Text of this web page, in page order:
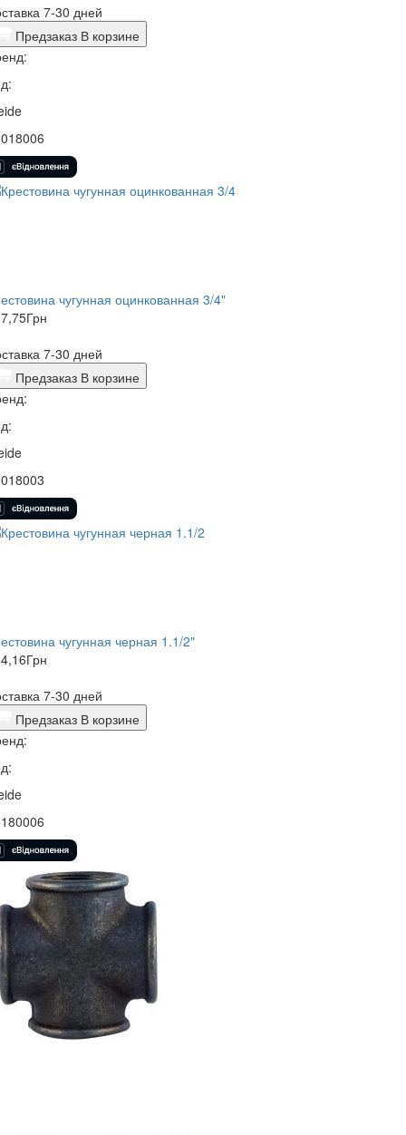
7-30 дней
Предзаказ В корзине
чугунная оцинкованная 3/4"
Грн
7-30 дней
Предзаказ В корзине
чугунная черная 1.1/2"
Грн
7-30 дней
Предзаказ В корзине